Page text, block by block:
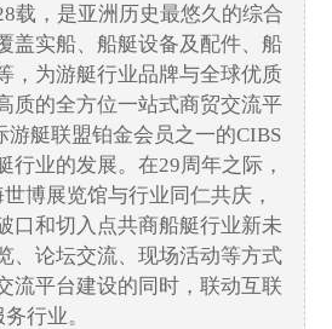
载，是亚洲历史最悠久的综合
盖实船、船艇设备及配件、船
，为游艇行业品牌与全球优质
质的全方位一站式商贸交流平
游艇联盟铂金会员之一的CIBS
行业的发展。在29周年之际，
博展览馆与行业同仁共庆，
口和切入点共商船艇行业新未
、论坛交流、现场活动等方式
流平台建设的同时，联动互联
行业。